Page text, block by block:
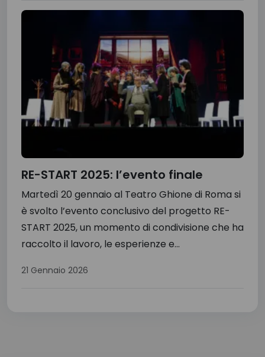
RE-START 2025: l’evento finale
Martedì 20 gennaio al Teatro Ghione di Roma si
è svolto l’evento conclusivo del progetto RE-
START 2025, un momento di condivisione che ha
raccolto il lavoro, le esperienze e...
21 Gennaio 2026